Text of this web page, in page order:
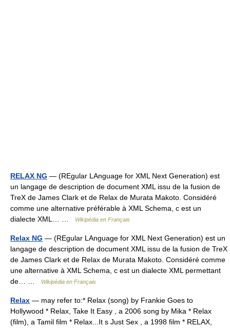
RELAX NG — (REgular LAnguage for XML Next Generation) est
un langage de description de document XML issu de la fusion de
TreX de James Clark et de Relax de Murata Makoto. Considéré
comme une alternative préférable à XML Schema, c est un
dialecte XML… …
Wikipédia en Français
Relax NG — (REgular LAnguage for XML Next Generation) est un
langage de description de document XML issu de la fusion de TreX
de James Clark et de Relax de Murata Makoto. Considéré comme
une alternative à XML Schema, c est un dialecte XML permettant
de… …
Wikipédia en Français
Relax — may refer to:* Relax (song) by Frankie Goes to
Hollywood * Relax, Take It Easy , a 2006 song by Mika * Relax
(film), a Tamil film * Relax...It s Just Sex , a 1998 film * RELAX,